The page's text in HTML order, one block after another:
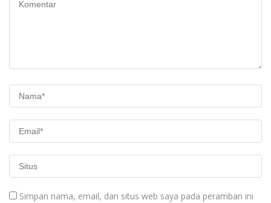
Simpan nama, email, dan situs web saya pada peramban ini